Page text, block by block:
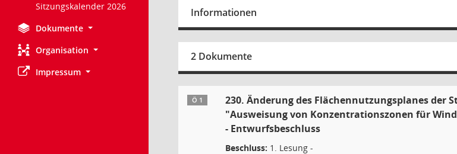
Sitzungskalender 2026
Dokumente
Organisation
Impressum
Informationen
2 Dokumente
Ö 1
230. Änderung des Flächennutzungsplanes der
"Ausweisung von Konzentrationszonen für
- Entwurfsbeschluss
Beschluss: 1. Lesung -